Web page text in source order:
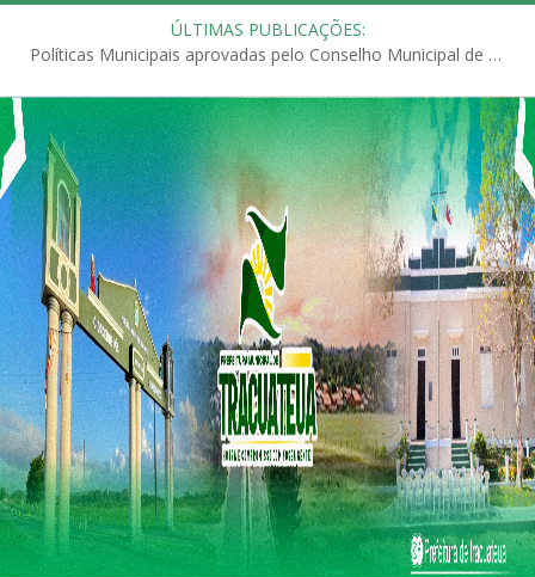
ÚLTIMAS PUBLICAÇÕES:
Políticas Municipais aprovadas pelo Conselho Municipal de Educação (CME)